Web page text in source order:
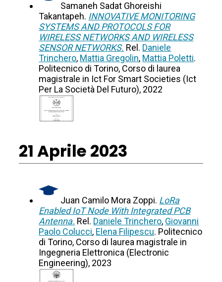
Samaneh Sadat Ghoreishi
Takantapeh. INNOVATIVE MONITORING
SYSTEMS AND PROTOCOLS FOR
WIRELESS NETWORKS AND WIRELESS
SENSOR NETWORKS. Rel. Daniele
Trinchero, Mattia Gregolin, Mattia Poletti.
Politecnico di Torino, Corso di laurea
magistrale in Ict For Smart Societies (Ict
Per La Società Del Futuro), 2022
21 Aprile 2023
Juan Camilo Mora Zoppi. LoRa
Enabled IoT Node With Integrated PCB
Antenna. Rel. Daniele Trinchero, Giovanni
Paolo Colucci, Elena Filipescu. Politecnico
di Torino, Corso di laurea magistrale in
Ingegneria Elettronica (Electronic
Engineering), 2023